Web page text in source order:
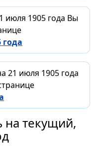
июля 1905 года Вы
года
21 июля 1905 года
на текущий,